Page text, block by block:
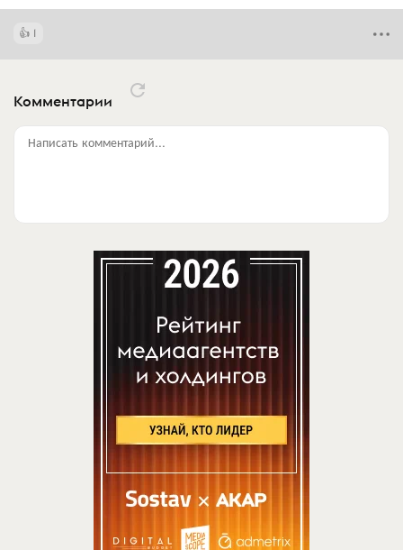
1
Комментарии
Написать комментарий...